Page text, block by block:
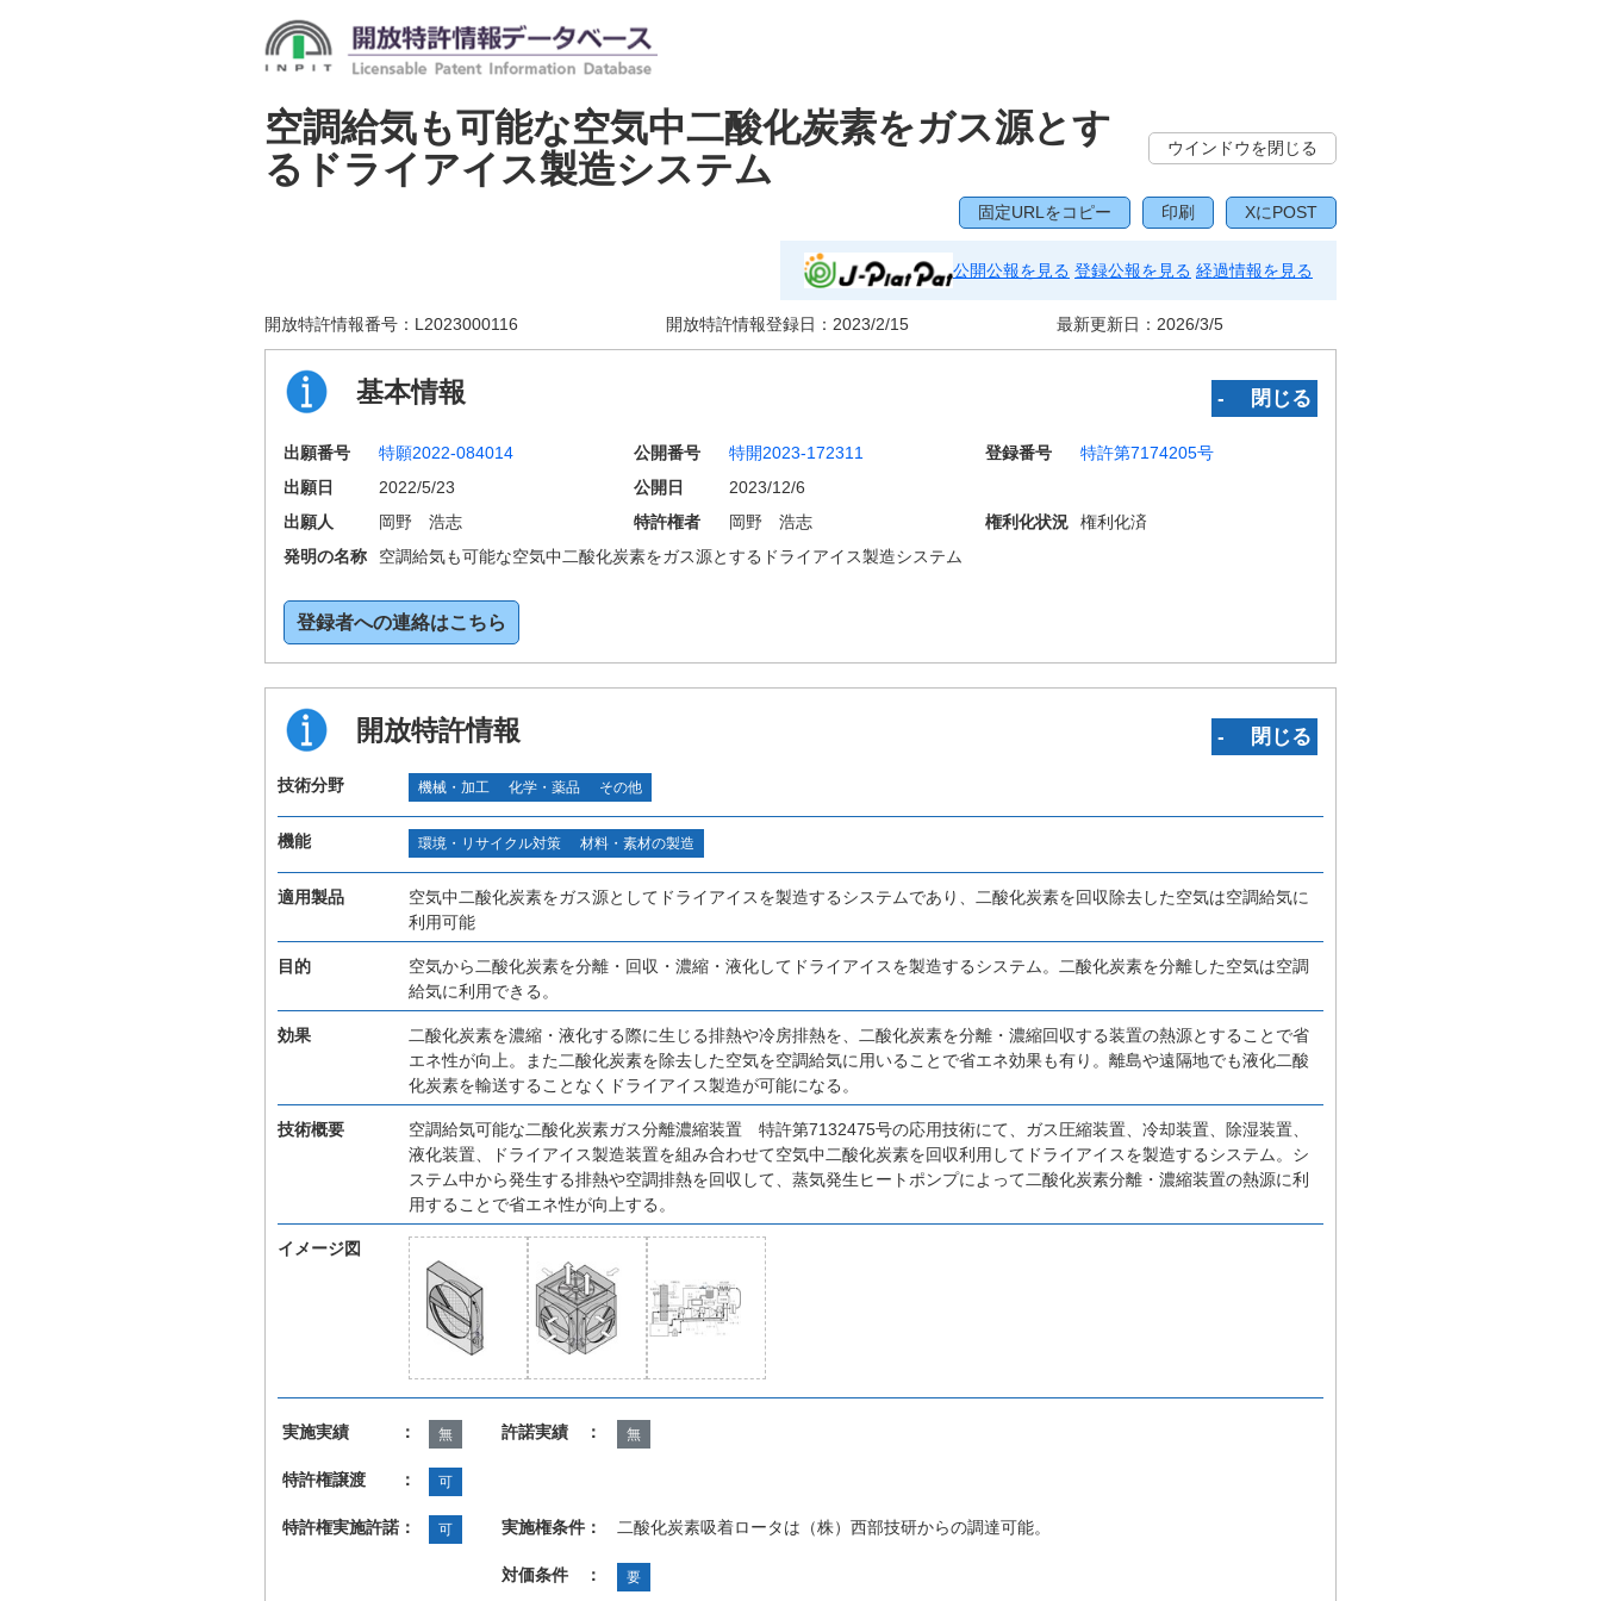
空調給気も可能な空気中二酸化炭素をガス源とす
るドライアイス製造システム
ウインドウを閉じる
固定URLをコピー 印刷 XにPOST
公開公報を見る 登録公報を見る 経過情報を見る
開放特許情報番号： L2023000116 開放特許情報登録日： 2023/2/15 最新更新日： 2026/3/5
基本情報 ‐ 閉じる
出願番号 特願2022-084014 公開番号 特開2023-172311 登録番号
特許第7174205号
出願日
2022/5/23 公開日
2023/12/6
出願人
岡野 浩志 特許権者 岡野 浩志 権利化状況
権利化済
発明の名称
空調給気も可能な空気中二酸化炭素をガス源とするドライアイス製造システム
登録者への連絡はこちら
開放特許情報 ‐ 閉じる
技術分野 機械・加工 化学・薬品 その他
機能 環境・リサイクル対策 材料・素材の製造
適用製品
空気中二酸化炭素をガス源としてドライアイスを製造するシステムであり、二酸化炭素を回収除去した空気は空調給気に
利用可能
目的
空気から二酸化炭素を分離・回収・濃縮・液化してドライアイスを製造するシステム。二酸化炭素を分離した空気は空調
給気に利用できる。
効果
二酸化炭素を濃縮・液化する際に生じる排熱や冷房排熱を、二酸化炭素を分離・濃縮回収する装置の熱源とすることで省
エネ性が向上。また二酸化炭素を除去した空気を空調給気に用いることで省エネ効果も有り。離島や遠隔地でも液化二酸
化炭素を輸送することなくドライアイス製造が可能になる。
技術概要
空調給気可能な二酸化炭素ガス分離濃縮装置 特許第7132475号の応用技術にて、ガス圧縮装置、冷却装置、除湿装置、
液化装置、ドライアイス製造装置を組み合わせて空気中二酸化炭素を回収利用してドライアイスを製造するシステム。シ
ステム中から発生する排熱や空調排熱を回収して、蒸気発生ヒートポンプによって二酸化炭素分離・濃縮装置の熱源に利
用することで省エネ性が向上する。
イメージ図
実施実績 ： 無 許諾実績 ： 無
特許権譲渡 ： 可
特許権実施許諾： 可 実施権条件： 二酸化炭素吸着ロータは（株）西部技研からの調達可能。
対価条件 ： 要